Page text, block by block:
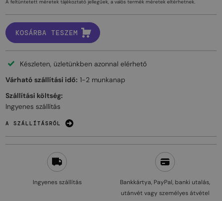
Ingyenes szállítás
Bankkártya, PayPal, banki utalás,
utánvét vagy személyes átvétel
A feltüntetett méretek tájékoztató jellegűek, a valós termék méretek eltérhetnek.
KOSÁRBA TESZEM
Készleten, üzletünkben azonnal elérhető
Várható szállítási idő: 1-2 munkanap
Szállítási költség:
Ingyenes szállítás
A SZÁLLÍTÁSRÓL